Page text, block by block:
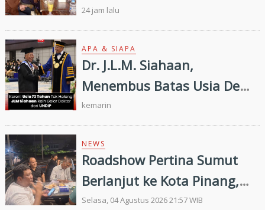
Gunung Tua, Konsolidasi
Bersama Pengkab Paluta
dan Palas Jelang Porprovsu
2026
24 jam lalu
APA & SIAPA
Dr. J.L.M. Siahaan,
Menembus Batas Usia Demi
Ilmu Pengetahuan
kemarin
NEWS
Roadshow Pertina Sumut
Berlanjut ke Kota Pinang,
Konsolidasi Pengkab
Selasa, 04 Agustus 2026 21:57 WIB